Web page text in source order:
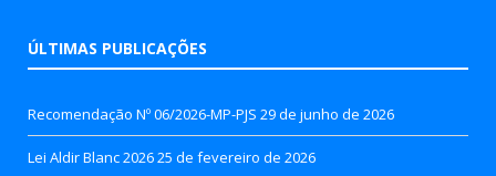
ÚLTIMAS PUBLICAÇÕES
Recomendação Nº 06/2026-MP-PJS 29 de junho de 2026
Lei Aldir Blanc 202625 de fevereiro de 2026